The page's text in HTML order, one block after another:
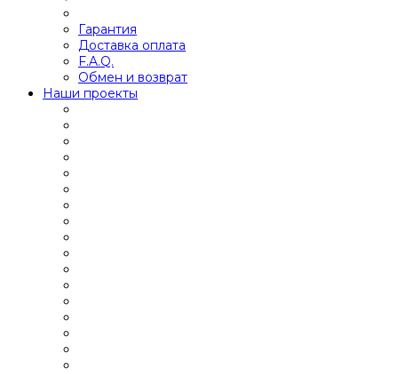
Гарантия
Доставка оплата
F.A.Q.
Обмен и возврат
Наши проекты